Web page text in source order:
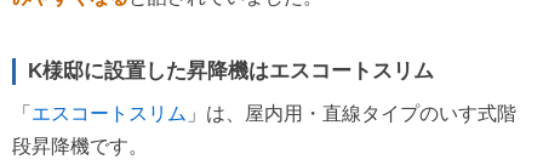
K様邸に設置した昇降機はエスコートスリム
「 エスコートスリム 」は、屋内用・直線タイプのいす式階
段昇降機です。